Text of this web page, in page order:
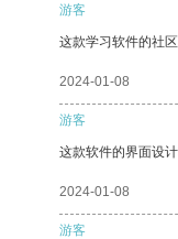
游客
这款学习软件的社
2024-01-08
游客
这款软件的界面设
2024-01-08
游客